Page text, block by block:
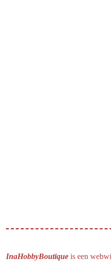
InaHobbyBoutique is een